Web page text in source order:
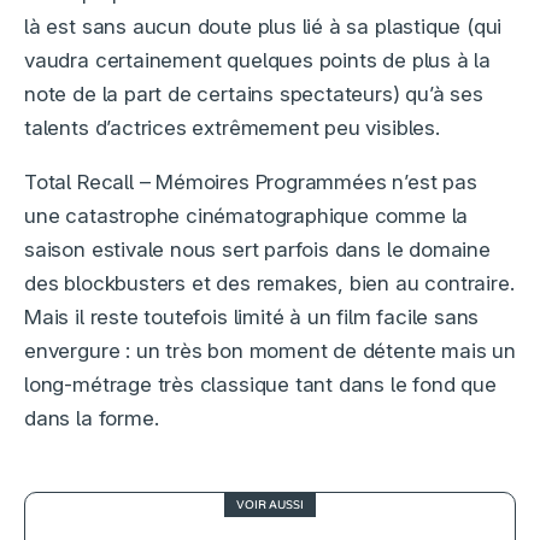
là est sans aucun doute plus lié à sa plastique (qui
vaudra certainement quelques points de plus à la
note de la part de certains spectateurs) qu’à ses
talents d’actrices extrêmement peu visibles.
Total Recall – Mémoires Programmées n’est pas
une catastrophe cinématographique comme la
saison estivale nous sert parfois dans le domaine
des blockbusters et des remakes, bien au contraire.
Mais il reste toutefois limité à un film facile sans
envergure : un très bon moment de détente mais un
long-métrage très classique tant dans le fond que
dans la forme.
VOIR AUSSI